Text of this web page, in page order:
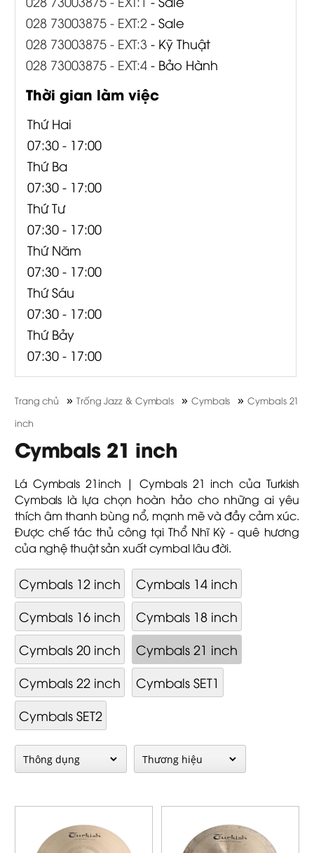
028 73003875 - EXT:2- Sale
028 73003875 - EXT:3 - Kỹ Thuật
028 73003875 - EXT:4- Bảo Hành
Thời gian làm việc
Thứ Hai
07:30 - 17:00
Thứ Ba
07:30 - 17:00
Thứ Tư
07:30 - 17:00
Thứ Năm
07:30 - 17:00
Thứ Sáu
07:30 - 17:00
Thứ Bảy
07:30 - 17:00
Trang chủ »Trống Jazz & Cymbals »Cymbals »Cymbals 21
inch
Cymbals 21 inch
Lá Cymbals 21inch | Cymbals 21 inch của Turkish
Cymbals là lựa chọn hoàn hảo cho những ai yêu
thích âm thanh bùng nổ, mạnh mẽ và đầy cảm xúc.
Được chế tác thủ công tại Thổ Nhĩ Kỳ - quê hương
của nghệ thuật sản xuất cymbal lâu đời.
Cymbals 12 inch
Cymbals 14 inch
Cymbals 16 inch
Cymbals 18 inch
Cymbals 20 inch
Cymbals 21 inch
Cymbals 22 inch
Cymbals SET1
Cymbals SET2